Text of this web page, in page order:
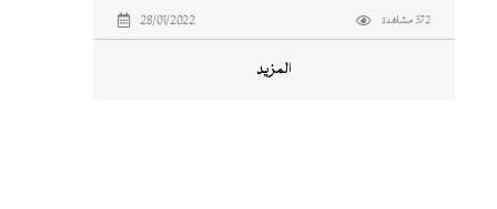
28/01/2022 372 مشاهدة
المزيد